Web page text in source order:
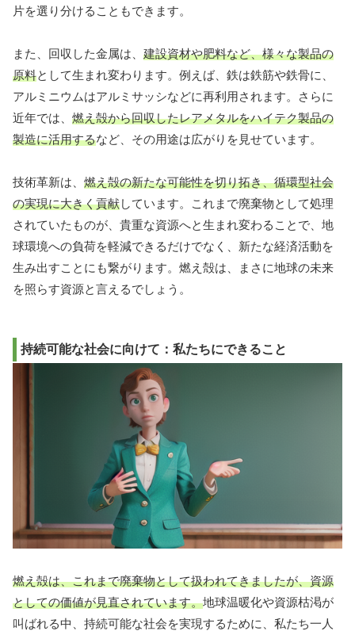
片を選り分けることもできます。
また、回収した金属は、 建設資材や肥料など、様々な製品の
原料として生まれ変わります。例えば、鉄は鉄筋や鉄骨に、
アルミニウムはアルミサッシなどに再利用されます。さらに
近年では、 燃え殻から回収したレアメタルをハイテク製品の
製造に活用するなど、その用途は広がりを見せています。
技術革新は、 燃え殻の新たな可能性を切り拓き、循環型社会
の実現に大きく貢献しています。これまで廃棄物として処理
されていたものが、貴重な資源へと生まれ変わることで、地
球環境への負荷を軽減できるだけでなく、新たな経済活動を
生み出すことにも繋がります。燃え殻は、まさに地球の未来
を照らす資源と言えるでしょう。
持続可能な社会に向けて：私たちにできること
燃え殻は、これまで廃棄物として扱われてきましたが、資源
としての価値が見直されています。地球温暖化や資源枯渇が
叫ばれる中、持続可能な社会を実現するために、私たち一人